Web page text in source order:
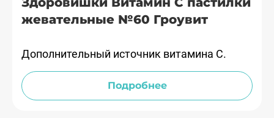
жевательные №60 Гроувит
Дополнительный источник витамина С.
Подробнее